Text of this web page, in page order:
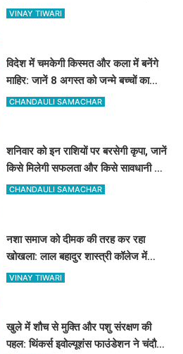
रेलकर्मी भी सम्मानित
VINAY TIWARI
विदेश में चमकेगी किस्मत और कला में बनेंगे
माहिर: जानें 8 अगस्त को जन्मे बच्चों का
जीवन और आज का राशिफल
CHANDAULI SAMACHAR
शनिवार को इन राशियों पर बरसेगी कृपा, जानें
किसे मिलेगी सफलता और किसे सावधानी की
जरूरत
CHANDAULI SAMACHAR
नशा समाज को दीमक की तरह कर रहा
खोखला: लाल बहादुर शास्त्री कॉलेज में
नशामुक्ति गोष्ठी का आयोजन
VINAY TIWARI
खुले में शौच से मुक्ति और पशु संरक्षण की
पहल: थिंकर्स इवोल्यूशंस फाउंडेशन ने चंदौली